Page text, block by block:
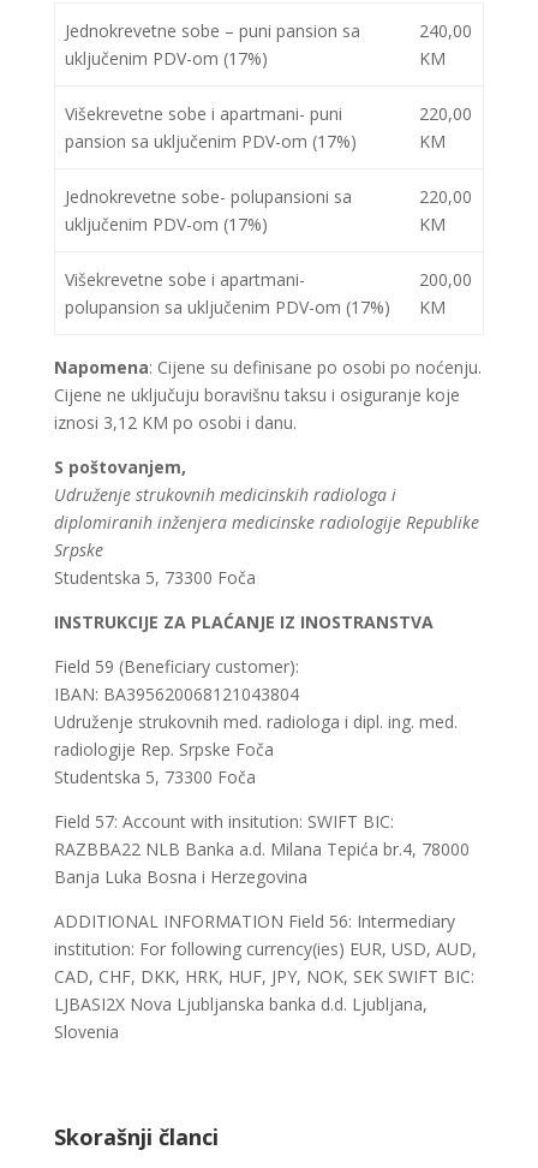
Jednokrevetne sobe – puni pansion sa
uključenim PDV-om (17%)
240,00
KM
Višekrevetne sobe i apartmani- puni
pansion sa uključenim PDV-om (17%)
220,00
KM
Jednokrevetne sobe- polupansioni sa
uključenim PDV-om (17%)
220,00
KM
Višekrevetne sobe i apartmani-
polupansion sa uključenim PDV-om (17%)
200,00
KM
Napomena: Cijene su definisane po osobi po noćenju.
Cijene ne uključuju boravišnu taksu i osiguranje koje
iznosi 3,12 KM po osobi i danu.
S poštovanjem,
Udruženje strukovnih medicinskih radiologa i
diplomiranih inženjera medicinske radiologije Republike
Srpske
Studentska 5, 73300 Foča
INSTRUKCIJE ZA PLAĆANJE IZ INOSTRANSTVA
Field 59 (Beneficiary customer):
IBAN: BA395620068121043804
Udruženje strukovnih med. radiologa i dipl. ing. med.
radiologije Rep. Srpske Foča
Studentska 5, 73300 Foča
Field 57: Account with insitution: SWIFT BIC:
RAZBBA22 NLB Banka a.d. Milana Tepića br.4, 78000
Banja Luka Bosna i Herzegovina
ADDITIONAL INFORMATION Field 56: Intermediary
institution: For following currency(ies) EUR, USD, AUD,
CAD, CHF, DKK, HRK, HUF, JPY, NOK, SEK SWIFT BIC:
LJBASI2X Nova Ljubljanska banka d.d. Ljubljana,
Slovenia
Skorašnji članci